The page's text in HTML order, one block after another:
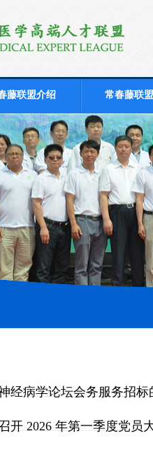
藤联盟介绍 常春藤联
经病学论坛会务服务招标
开 2026 年第一季度党员